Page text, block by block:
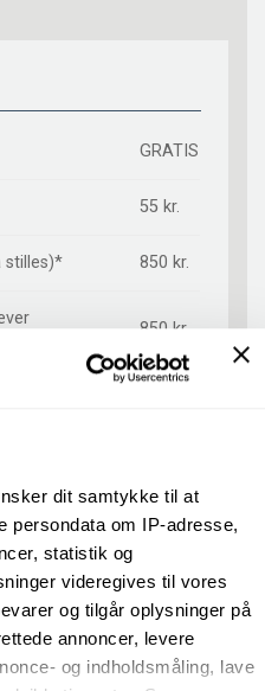
dit samtykke til at
persondata om IP-adresse,
statistik og
videregives til vores
og tilgår oplysninger på
annoncer, levere
og indholdsmåling, lave
GRATIS
55 kr.
stilles)* 850 kr.
850 kr.
ved køb
ved
ved køb
900 kr.
ved køb